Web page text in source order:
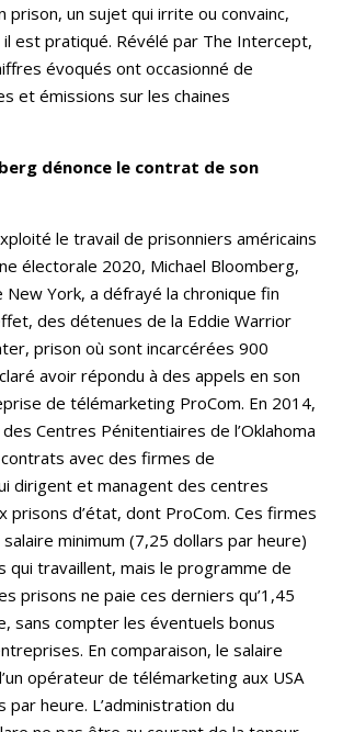
prison, un sujet qui irrite ou convainc,
il est pratiqué. Révélé par The Intercept,
évoqués ont occasionné de
et émissions sur les chaines
dénonce le contrat de son
le travail de prisonniers américains
électorale 2020, Michael Bloomberg,
New York, a défrayé la chronique fin
des détenues de la Eddie Warrior
prison où sont incarcérées 900
avoir répondu à des appels en son
de télémarketing ProCom. En 2014,
Centres Pénitentiaires de l’Oklahoma
avec des firmes de
dirigent et managent des centres
prisons d’état, dont ProCom. Ces firmes
minimum (7,25 dollars par heure)
qui travaillent, mais le programme de
prisons ne paie ces derniers qu’1,45
sans compter les éventuels bonus
En comparaison, le salaire
opérateur de télémarketing aux USA
heure. L’administration du